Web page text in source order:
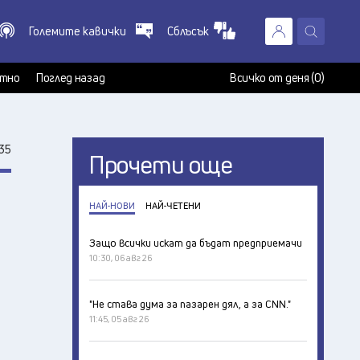
X
Големите кавички Сблъсък
Поглед назад Всичко от деня (0)
Прочети още
НАЙ-НОВИ НАЙ-ЧЕТЕНИ
Защо всички искат да бъдат предприемачи
10:30, 06 авг 26
"Не става дума за пазарен дял, а за CNN."
11:45, 05 авг 26